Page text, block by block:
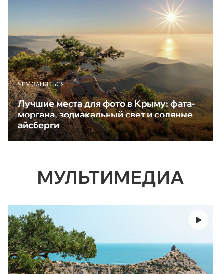
ЧЕМ ЗАНЯТЬСЯ
Лучшие места для фото в Крыму: фата-
моргана, зодиакальный свет и соляные
айсберги
МУЛЬТИМЕДИА